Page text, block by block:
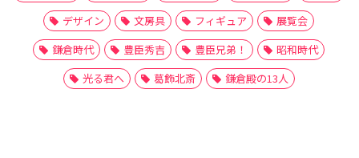
デザイン
文房具 フィギュア
展覧会
鎌倉時代
豊臣秀吉 豊臣兄弟！
昭和時代
光る君へ
葛飾北斎 鎌倉殿の13人